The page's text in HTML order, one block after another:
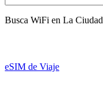
Busca WiFi en La Ciudad
eSIM de Viaje